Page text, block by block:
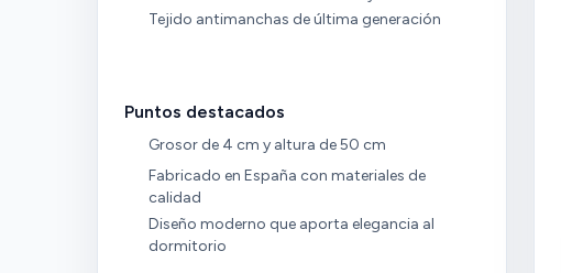
Tejido antimanchas de última generación
Puntos destacados
Grosor de 4 cm y altura de 50 cm
Fabricado en España con materiales de
calidad
Diseño moderno que aporta elegancia al
dormitorio